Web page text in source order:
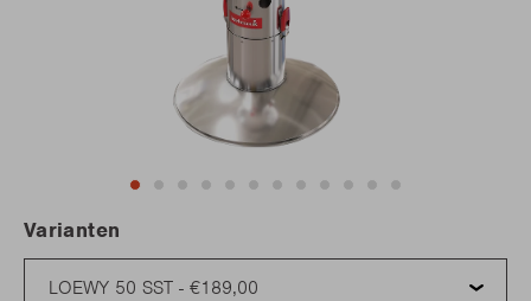
Varianten